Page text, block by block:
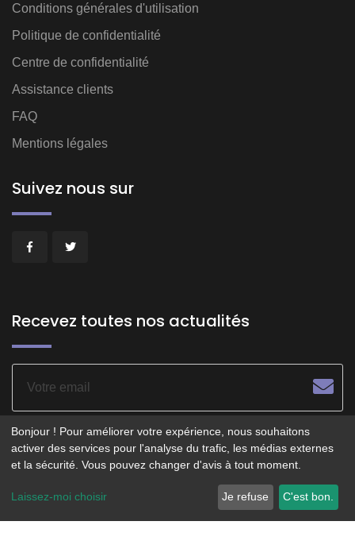
Conditions générales d'utilisation
Politique de confidentialité
Centre de confidentialité
Assistance clients
FAQ
Mentions légales
Suivez nous sur
Recevez toutes nos actualités
© 2026 - POITIERS LE CENTRE - Service opéré par
Bonjour ! Pour améliorer votre expérience, nous souhaitons
activer des services pour l'analyse du trafic, les médias externes
et la sécurité. Vous pouvez changer d'avis à tout moment.
Laissez-moi choisir Je refuse C'est bon.